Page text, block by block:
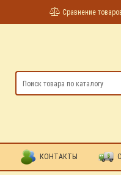
Сравнение
КОНТАКТЫ